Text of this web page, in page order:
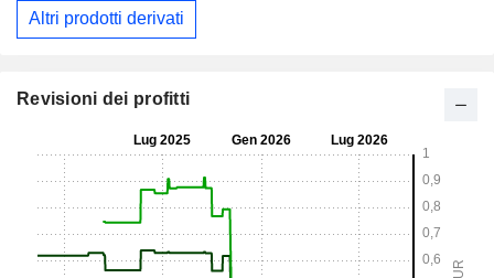
Altri prodotti derivati
Revisioni dei profitti